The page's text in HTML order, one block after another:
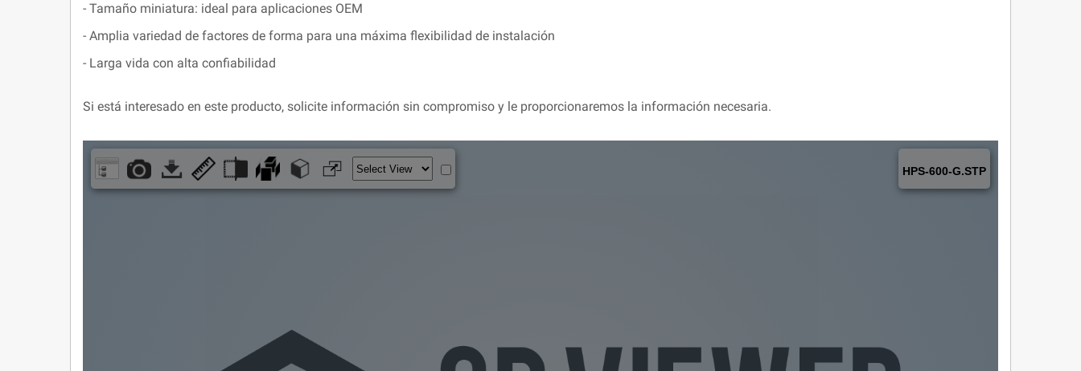
- Tamaño miniatura: ideal para aplicaciones OEM
- Amplia variedad de factores de forma para una máxima flexibilidad de instalación
- Larga vida con alta confiabilidad
Si está interesado en este producto, solicite información sin compromiso y le proporcionaremos la información necesaria.